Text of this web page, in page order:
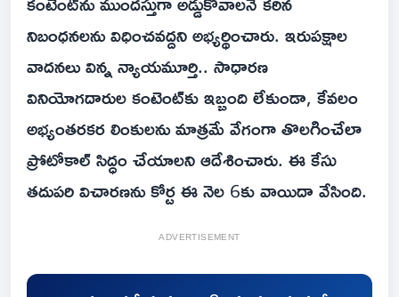
నిబంధనలను విధించవద్దని అభ్యర్థించారు. ఇరుపక్షాల
వాదనలు విన్న న్యాయమూర్తి.. సాధారణ
వినియోగదారుల కంటెంట్‌కు ఇబ్బంది లేకుండా, కేవలం
అభ్యంతరకర లింకులను మాత్రమే వేగంగా తొలగించేలా
ప్రోటోకాల్ సిద్ధం చేయాలని ఆదేశించారు. ఈ కేసు
తదుపరి విచారణను కోర్ట ఈ నెల 6కు వాయిదా వేసింది.
ADVERTISEMENT